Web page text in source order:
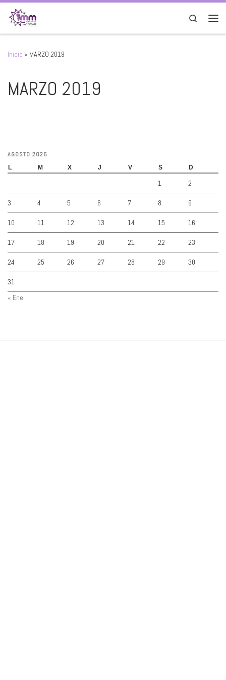
Saltar al contenido
Search
Inicio » MARZO 2019
MARZO 2019
AGOSTO 2026
L M X J V S D
1 2
3 4 5 6 7 8 9
10 11 12 13 14 15 16
17 18 19 20 21 22 23
24 25 26 27 28 29 30
31
« Ene